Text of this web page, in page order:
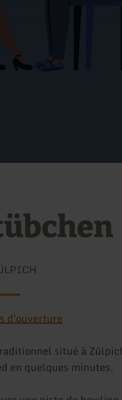
d'ouverture
situé à
en quelques minutes.